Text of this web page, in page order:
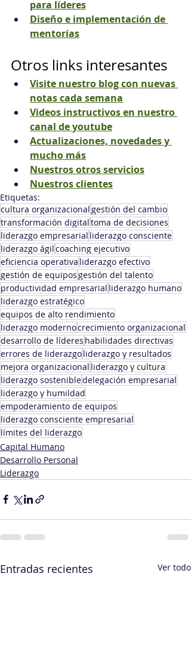
para líderes
Diseño e implementación de
mentorías
Otros links interesantes
Visite nuestro blog con nuevas
notas cada semana
Videos instructivos en nuestro
canal de youtube
Actualizaciones, novedades y
mucho más
Nuestros otros servicios
Nuestros clientes
Etiquetas:
cultura organizacionalgestión del cambio
transformación digitaltoma de decisiones
liderazgo empresarial liderazgo consciente
liderazgo ágilcoaching ejecutivo
eficiencia operativa liderazgo efectivo
gestión de equiposgestión del talento
productividad empresarial liderazgo humano
liderazgo estratégico
equipos de alto rendimiento
liderazgo modernocrecimiento organizacional
desarrollo de líderes habilidades directivas
errores de liderazgoliderazgo y resultados
mejora organizacional liderazgo y cultura
liderazgo sostenibledelegación empresarial
liderazgo y humildad
empoderamiento de equipos
liderazgo consciente empresarial
límites del liderazgo
Capital Humano
Desarrollo Personal
Liderazgo
Entradas recientes Ver todo